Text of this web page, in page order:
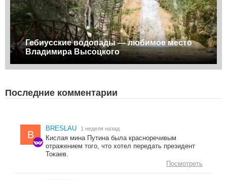
Гебиусские водопады — любимое место
Владимира Высоцкого
Последние комментарии
B
BRESLAU 1 неделя назад
Кислая мина Путина была красноречивым
отражением того, что хотел передать президент
Токаев.
Посмотреть